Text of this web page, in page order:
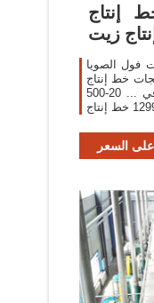
إنتاج
فول الصويا
خط إنتاج
زيت فول الصويا بأفضل الأسعار في ... 20-500Tons
يوميا عباد الشمس زيت بذور ... هناك 1299 خط إنتاج
السعر